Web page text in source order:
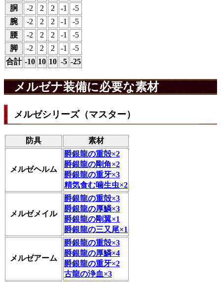
胴 -2 2 2 -1
-5
腕
-2 2 2 -1
-5
腰
-2 2 2 -1
-5
脚
-2 2 2 -1
-5
合計 -10 10 10 -5 -25
メルゼナ装備に必要な素材
メルゼシリーズ（マスター）
防具 素材
メルゼヘルム
爵銀龍の重殻×2
爵銀龍の剛角×2
爵銀龍の重牙×3
精気食む噛生虫×2
メルゼメイル
爵銀龍の重殻×3
爵銀龍の厚鱗×3
爵銀龍の剛翼×1
爵銀龍の三又尾×1
メルゼアーム
爵銀龍の重殻×3
爵銀龍の厚鱗×4
爵銀龍の重牙×2
古龍の浄血×3